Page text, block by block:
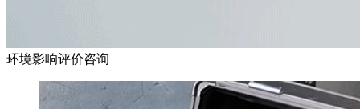
环境影响评价咨询